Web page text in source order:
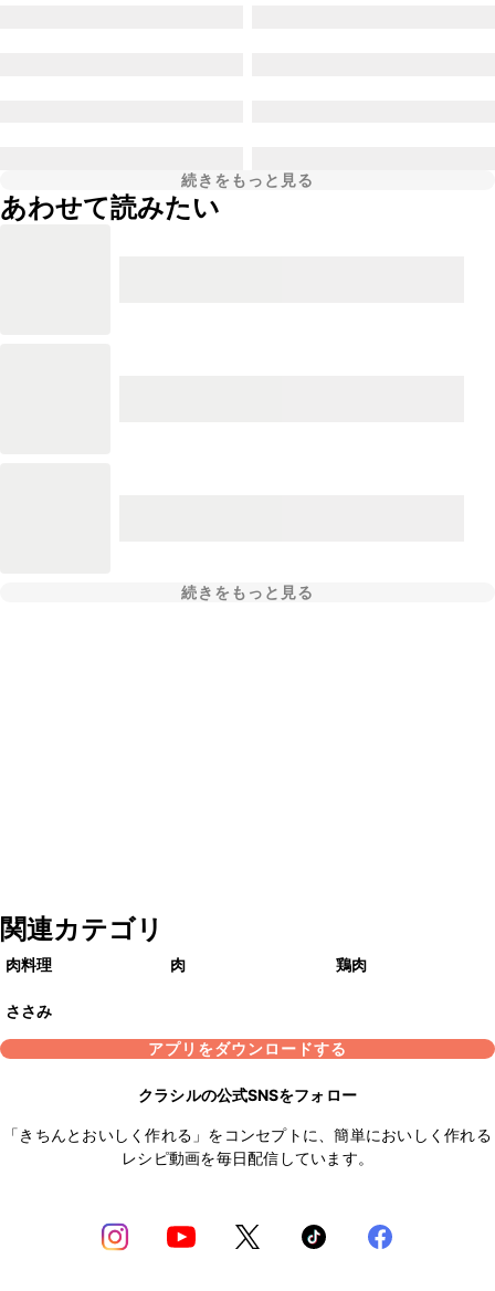
続きをもっと見る
あわせて読みたい
続きをもっと見る
関連カテゴリ
肉料理 肉 鶏肉
ささみ
アプリをダウンロードする
クラシルの公式SNSをフォロー
「きちんとおいしく作れる」をコンセプトに、簡単においしく作れる
レシピ動画を毎日配信しています。